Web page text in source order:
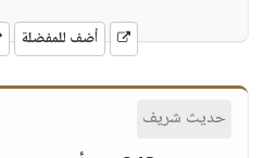
أضف للمفضلة
حديث شريف